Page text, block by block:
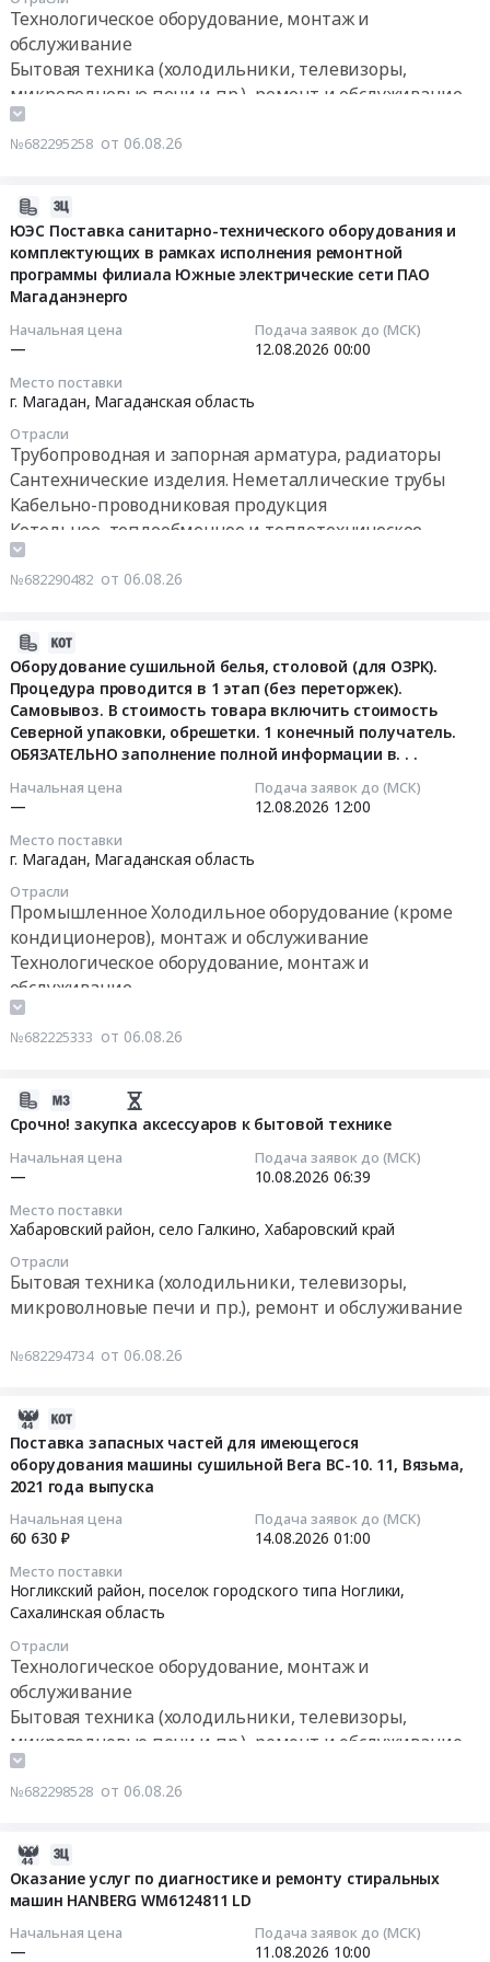
Технологическое оборудование, монтаж и
обслуживание
Бытовая техника (холодильники, телевизоры,
микроволновые печи и пр.), ремонт и обслуживание
№682295258 от 06.08.26
ЮЭС Поставка санитарно-технического оборудования и
комплектующих в рамках исполнения ремонтной
программы филиала Южные электрические сети ПАО
Магаданэнерго
Начальная цена
—
Подача заявок до (МСК)
12.08.2026 00:00
Место поставки
г. Магадан, Магаданская область
Отрасли
Трубопроводная и запорная арматура, радиаторы
Сантехнические изделия. Неметаллические трубы
Кабельно-проводниковая продукция
Котельное, теплообменное и теплотехническое
оборудование и материалы. Монтаж и обслуживание
Насосное и водонапорное оборудование,
Бытовая техника (холодильники, телевизоры,
микроволновые печи и пр.), ремонт и обслуживание
Промышленные резервуары и ёмкости, ремонт и
обслуживание
№682290482 от 06.08.26
Оборудование сушильной белья, столовой (для ОЗРК).
Процедура проводится в 1 этап (без переторжек).
Самовывоз. В стоимость товара включить стоимость
Северной упаковки, обрешетки. 1 конечный получатель.
ОБЯЗАТЕЛЬНО заполнение полной информации в. . .
Начальная цена
—
Подача заявок до (МСК)
12.08.2026 12:00
Место поставки
г. Магадан, Магаданская область
Отрасли
Промышленное Холодильное оборудование (кроме
кондиционеров), монтаж и обслуживание
Технологическое оборудование, монтаж и
обслуживание
Бытовая техника (холодильники, телевизоры,
микроволновые печи и пр.), ремонт и обслуживание
№682225333 от 06.08.26
Срочно! закупка аксессуаров к бытовой технике
Начальная цена
—
Подача заявок до (МСК)
10.08.2026 06:39
Место поставки
Хабаровский район, село Галкино, Хабаровский край
Отрасли
Бытовая техника (холодильники, телевизоры,
микроволновые печи и пр.), ремонт и обслуживание
№682294734 от 06.08.26
Поставка запасных частей для имеющегося
оборудования машины сушильной Вега ВС-10. 11, Вязьма,
2021 года выпуска
Начальная цена
60 630 ₽
Подача заявок до (МСК)
14.08.2026 01:00
Место поставки
Ногликский район, поселок городского типа Ноглики,
Сахалинская область
Отрасли
Технологическое оборудование, монтаж и
обслуживание
Бытовая техника (холодильники, телевизоры,
микроволновые печи и пр.), ремонт и обслуживание
№682298528 от 06.08.26
10.11,
Оказание услуг по диагностике и ремонту стиральных
машин HANBERG WM6124811 LD
Начальная цена
—
Подача заявок до (МСК)
11.08.2026 10:00